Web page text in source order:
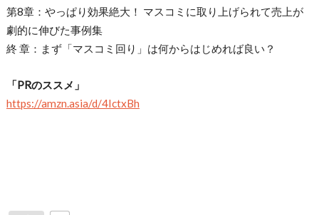
第8章：やっぱり効果絶大！ マスコミに取り上げられて売上が
劇的に伸びた事例集
終 章：まず「マスコミ回り」は何からはじめれば良い？
「PRのススメ」
https://amzn.asia/d/4IctxBh